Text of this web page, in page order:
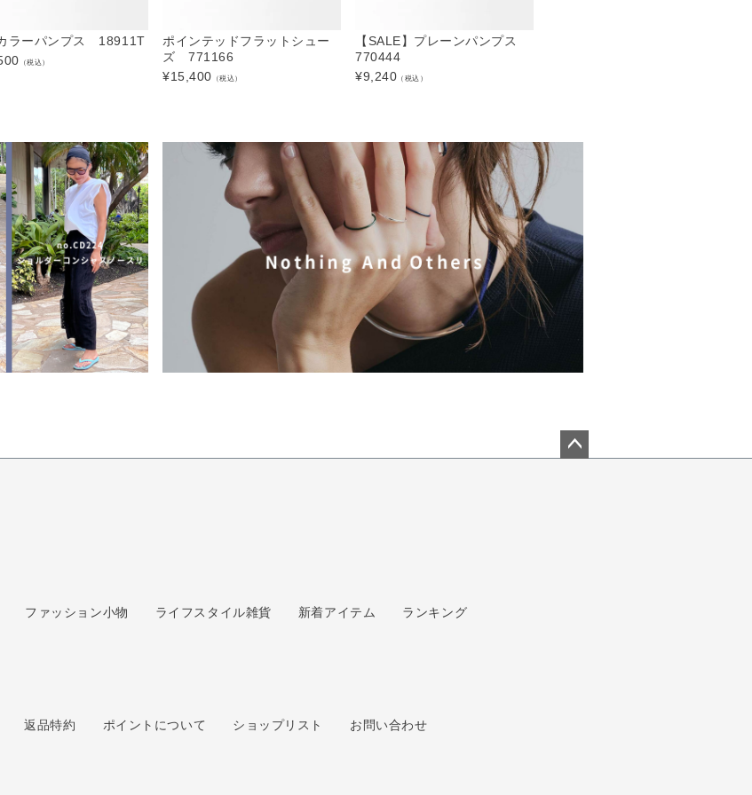
ラーパンプス 18911T
（税込）
ポインテッドフラットシュー
ズ 771166
¥15,400 （税込）
【SALE】プレーンパンプス
770444
¥9,240 （税込）
ファッション小物 ライフスタイル雑貨 新着アイテム ランキング
返品特約 ポイントについて ショップリスト お問い合わせ